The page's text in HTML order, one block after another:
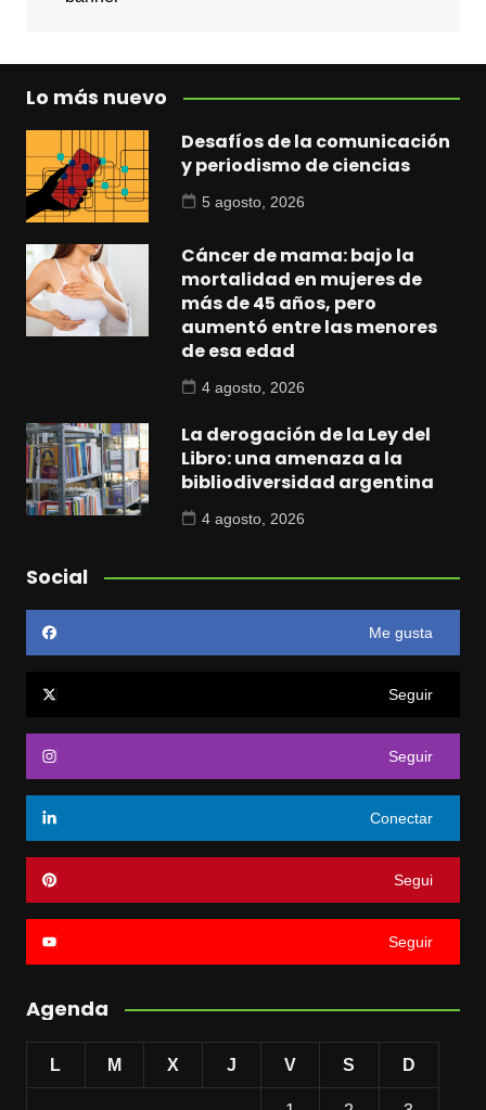
Lo más nuevo
Desafíos de la comunicación
y periodismo de ciencias
5 agosto, 2026
Cáncer de mama: bajo la
mortalidad en mujeres de
más de 45 años, pero
aumentó entre las menores
de esa edad
4 agosto, 2026
La derogación de la Ley del
Libro: una amenaza a la
bibliodiversidad argentina
4 agosto, 2026
Social
Me gusta
Seguir
Seguir
Conectar
Segui
Seguir
Agenda
L M X J V S D